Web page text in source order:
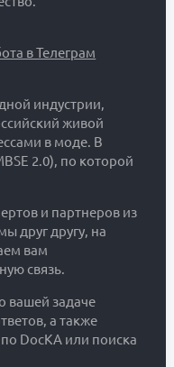
в Телеграм
индустрии,
живой
в моде. В
2.0), по которой
и партнеров из
друг другу, на
вам
связь.
вашей задаче
а также
DocKA или поиска